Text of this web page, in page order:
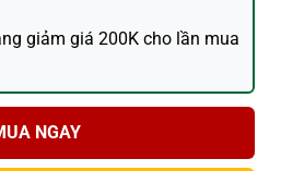
giảm giá 200K cho lần mua
NGAY